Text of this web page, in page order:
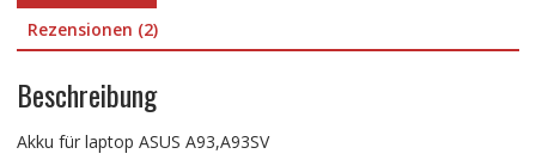
Rezensionen (2)
Beschreibung
Akku für laptop ASUS A93,A93SV